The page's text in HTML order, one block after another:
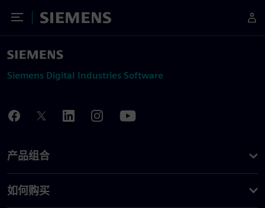
Toggle Menu
Siemens
Siemens Digital Industries Software
产品组合
如何购买